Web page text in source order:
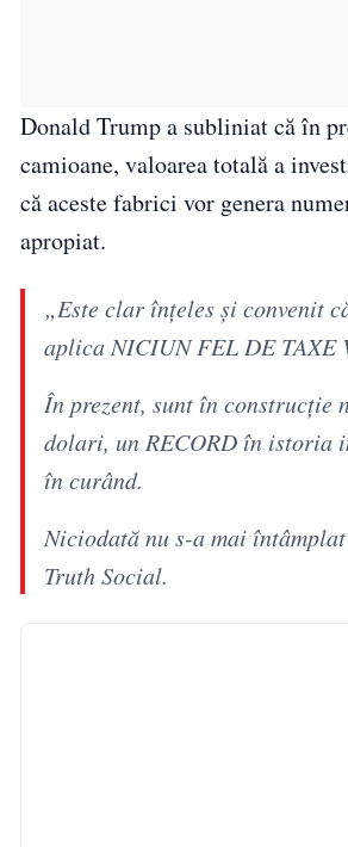
Donald Trump a subliniat că în
camioane, valoarea totală a
că aceste fabrici vor genera
apropiat.
„Este clar înţeles şi convenit
aplica NICIUN FEL DE TAXE
În prezent, sunt în construcţie
dolari, un RECORD în istoria
în curând.
Niciodată nu s-a mai
Truth Social.